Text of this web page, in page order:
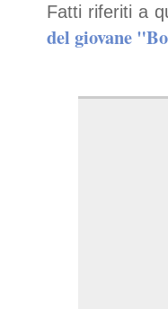
Fatti riferiti a
del giovane